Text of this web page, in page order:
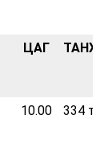
ЦАГ
10.00 334